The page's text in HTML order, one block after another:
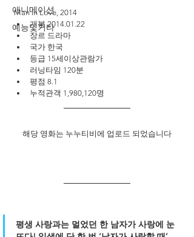
애니메이션
예능및기타
Man In Love, 2014
개봉 2014.01.22
장르 드라마
국가 한국
등급 15세이상관람가
러닝타임 120분
평점 8.1
누적관객 1,980,120명
해당 영화는 누누티비에 업로드 되었습니다
평생 사랑과는 멀었던 한 남자가 사랑에 눈